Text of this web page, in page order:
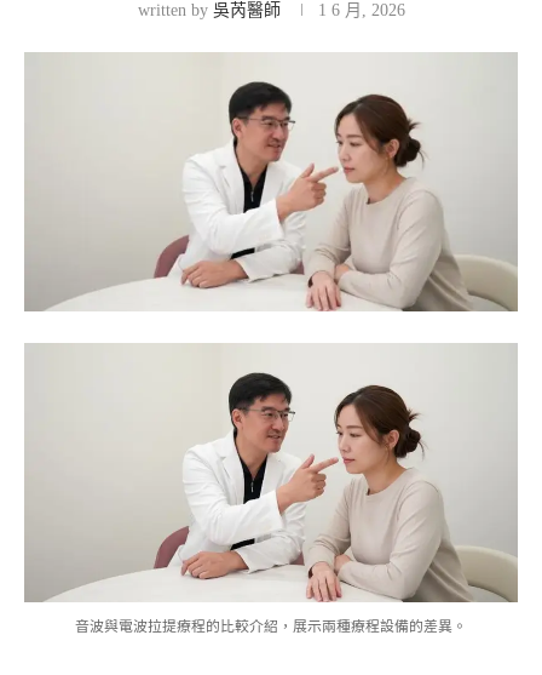
written by 吳芮醫師 1 6 月, 2026
音波與電波拉提療程的比較介紹，展示兩種療程設備的差異。